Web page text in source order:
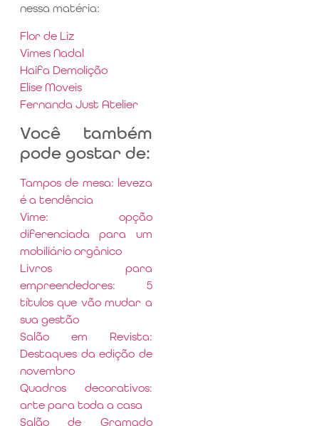
nessa matéria:
Flor de Liz
Vimes Nadal
Haifa Demolição
Elise Moveis
Fernanda Just Atelier
Você também
pode gostar de:
Tampos de mesa: leveza
é a tendência
Vime: opção
diferenciada para um
mobiliário orgânico
Livros para
empreendedores: 5
títulos que vão mudar a
sua gestão
Salão em Revista:
Destaques da edição de
novembro
Quadros decorativos:
arte para toda a casa
Salão de Gramado